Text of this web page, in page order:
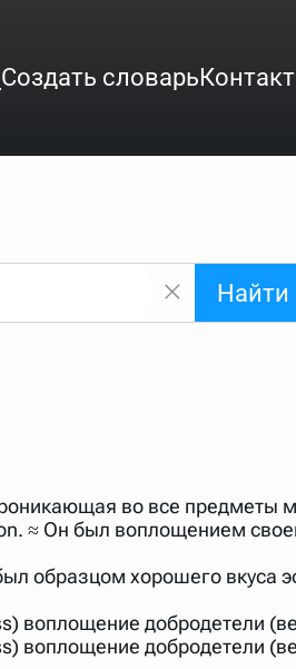
Создать словарьКонтакт
по начальным буквам и
знаком звёздочкой (*), а
в строке запроса "Пушкин
в задании "русский поэт 19
статью "Лермонтов" и не
словаря. Также можно выключать
Найти
во все предметы
≈ Он был воплощением
образцом хорошего вкуса
воплощение добродетели
воплощение добродетели